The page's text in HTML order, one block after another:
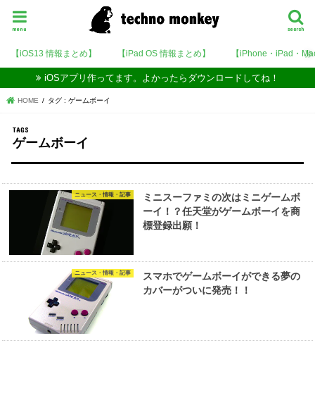
search
menu
【iOS13 情報まとめ】 【iPad OS 情報まとめ】 【iPhone・iPad・
iOSアプリ作ってます。よかったらダウンロードしてね！
HOME タグ : ゲームボーイ
ゲームボーイ
ニュース・情報・記事
ミニスーファミの次はミニゲームボ
ーイ！？任天堂がゲームボーイを商
標登録出願！
ニュース・情報・記事
スマホでゲームボーイができる夢の
カバーがついに発売！！